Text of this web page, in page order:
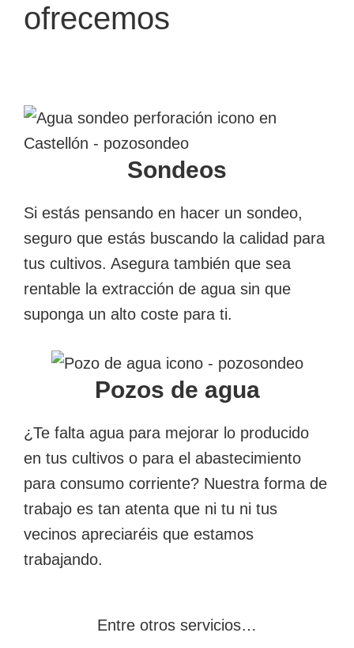
ofrecemos
Sondeos
Si estás pensando en hacer un sondeo,
seguro que estás buscando la calidad para
tus cultivos. Asegura también que sea
rentable la extracción de agua sin que
suponga un alto coste para ti.
Pozos de agua
¿Te falta agua para mejorar lo producido
en tus cultivos o para el abastecimiento
para consumo corriente? Nuestra forma de
trabajo es tan atenta que ni tu ni tus
vecinos apreciaréis que estamos
trabajando.
Entre otros servicios…